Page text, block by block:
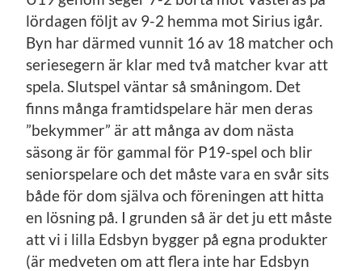
lördagen följt av 9-2 hemma mot Sirius igår.
Byn har därmed vunnit 16 av 18 matcher och
seriesegern är klar med två matcher kvar att
spela. Slutspel väntar så småningom. Det
finns många framtidspelare här men deras
”bekymmer” är att många av dom nästa
säsong är för gammal för P19-spel och blir
seniorspelare och det måste vara en svår sits
både för dom själva och föreningen att hitta
en lösning på. I grunden så är det ju ett måste
att vi i lilla Edsbyn bygger på egna produkter
(är medveten om att flera inte har Edsbyn